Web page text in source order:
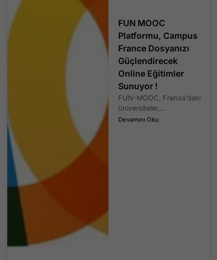
FUN MOOC
Platformu, Campus
France Dosyanızı
Güçlendirecek
Online Eğitimler
Sunuyor !
FUN-MOOC, Fransa’daki
üniversiteler,...
Devamını Oku